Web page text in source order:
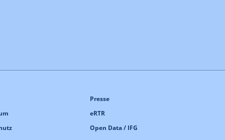
Presse
eRTR
Open Data / IFG